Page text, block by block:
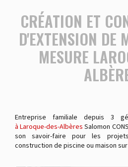
CRÉATION ET
D'EXTENSION DE
MESURE
Entreprise familiale depuis 3
à Laroque-des-Albères Salomon
son savoir-faire pour les
construction de piscine ou maison